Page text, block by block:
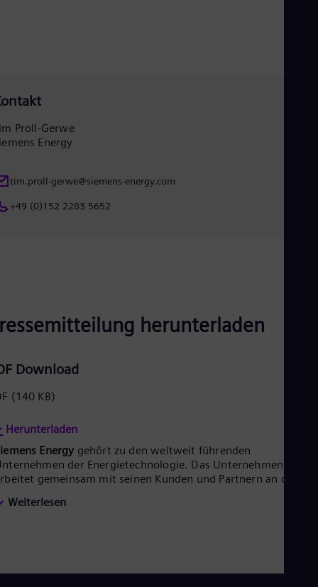
Proll-Gerwe
Energy
tim.proll-gerwe@siemens-energy.com
+49 (0)152 2283 5652
herunterladen
Download
(140 KB)
Herunterladen
Energy gehört zu den weltweit führenden
der Energietechnologie. Das Unternehmen
gemeinsam mit seinen Kunden und Partnern an den
einer nachhaltigeren Welt. Mit seinem Portfolio an
Energietechnik, zum Beispiel Gas- und
Weiterlesen